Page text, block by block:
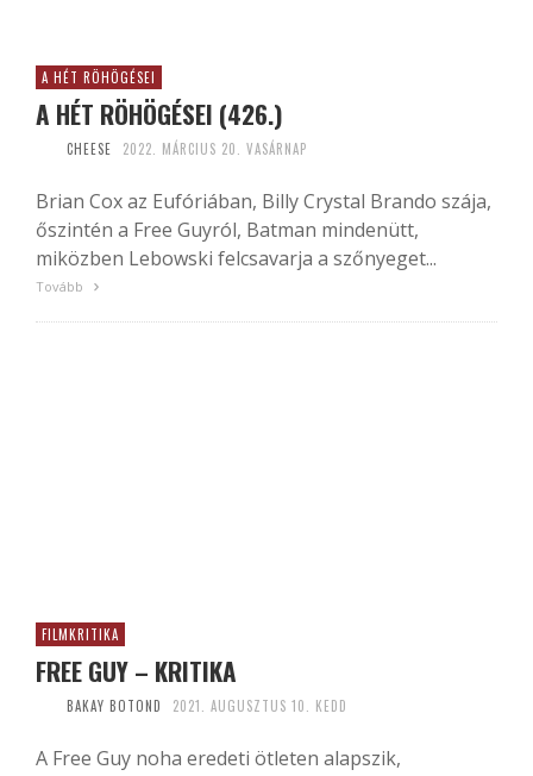
A HÉT RÖHÖGÉSEI
A HÉT RÖHÖGÉSEI (426.)
CHEESE 2022. MÁRCIUS 20. VASÁRNAP
Brian Cox az Eufóriában, Billy Crystal Brando szája,
őszintén a Free Guyról, Batman mindenütt,
miközben Lebowski felcsavarja a szőnyeget...
Tovább
FILMKRITIKA
FREE GUY – KRITIKA
BAKAY BOTOND 2021. AUGUSZTUS 10. KEDD
A Free Guy noha eredeti ötleten alapszik,